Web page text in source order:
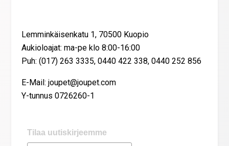
Lemminkäisenkatu 1, 70500 Kuopio
Aukioloajat: ma-pe klo 8:00-16:00
Puh: (017) 263 3335, 0440 422 338, 0440 252 856
E-Mail: joupet@joupet.com
Y-tunnus 0726260-1
Tilaa uutiskirjeemme